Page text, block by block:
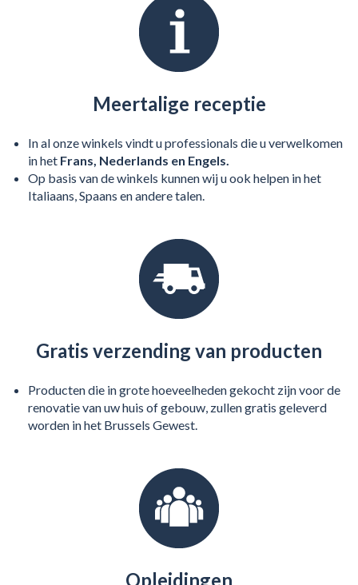
Meertalige receptie
In al onze winkels vindt u professionals die u verwelkomen
in het Frans, Nederlands en Engels.
Op basis van de winkels kunnen wij u ook helpen in het
Italiaans, Spaans en andere talen.
Gratis verzending van producten
Producten die in grote hoeveelheden gekocht zijn voor de
renovatie van uw huis of gebouw, zullen gratis geleverd
worden in het Brussels Gewest.
Opleidingen